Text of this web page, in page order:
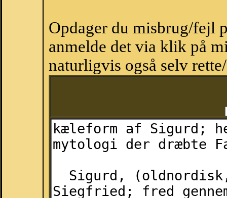
Opdager du misbrug/fejl
anmelde det via klik på
naturligvis også selv